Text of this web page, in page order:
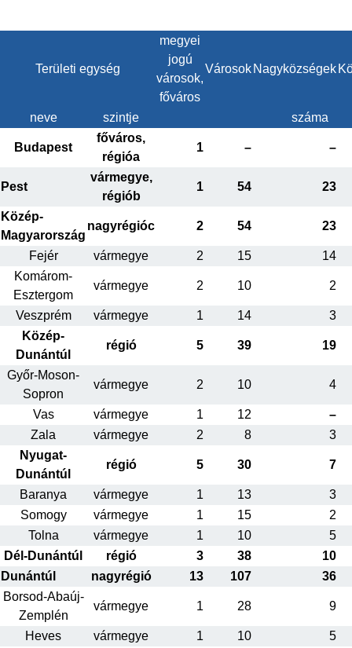
Területi egység
megyei
jogú
városok,
főváros
Városok Nagyközségek
neve szintje száma
Budapest
főváros,
régióa
1 – –
Pest
vármegye,
régiób
1 54 23
Közép-
Magyarország
nagyrégióc 2 54 23
Fejér vármegye 2 15
14
Komárom-
Esztergom
vármegye 2 10 2
Veszprém vármegye 1 14
3
Közép-
Dunántúl
régió 5 39 19
Győr-Moson-
Sopron
vármegye 2 10 4
Vas vármegye 1 12
–
Zala
vármegye 2 8
3
Nyugat-
Dunántúl
régió 5 30 7
Baranya vármegye 1 13
3
Somogy
vármegye 1 15
2
Tolna
vármegye 1 10
5
Dél-Dunántúl
régió 3 38
10
Dunántúl
nagyrégió 13 107
36
Borsod-Abaúj-
Zemplén
vármegye 1 28 9
Heves vármegye 1 10
5